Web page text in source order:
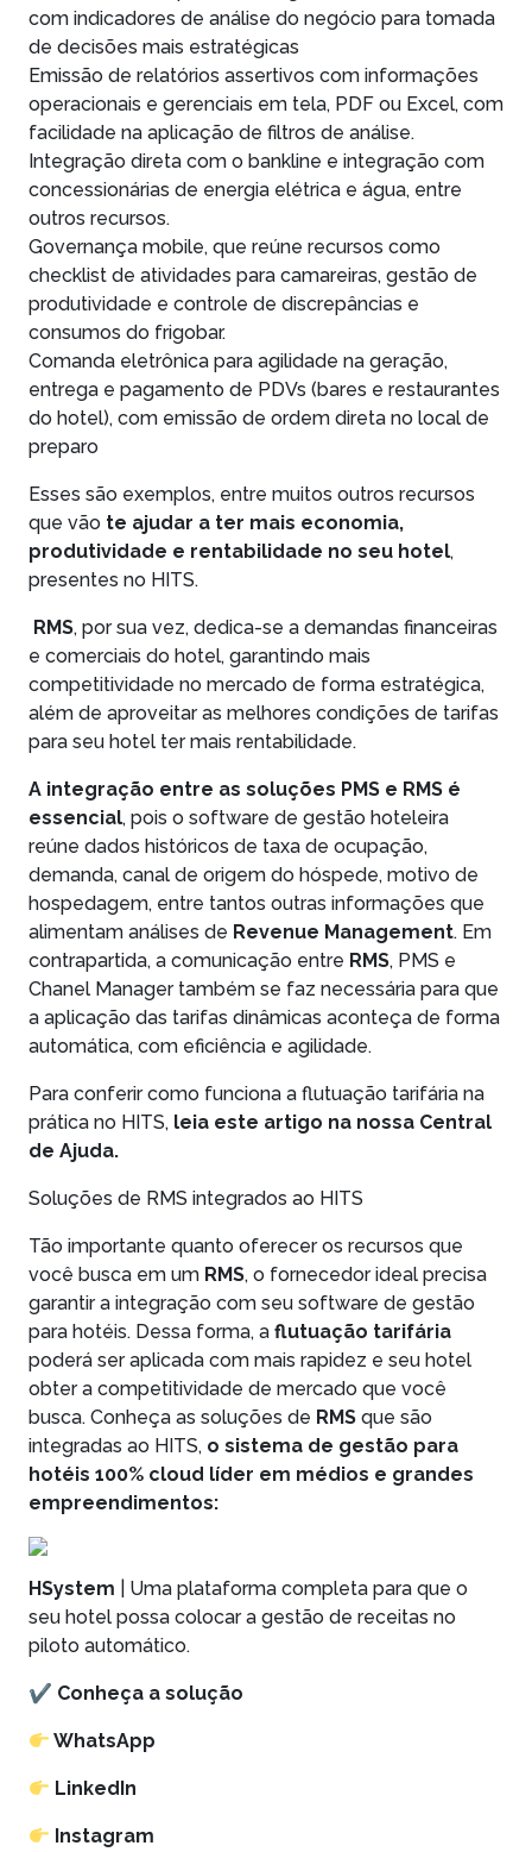
com indicadores de análise do negócio para tomada
de decisões mais estratégicas
Emissão de relatórios assertivos com informações
operacionais e gerenciais em tela, PDF ou Excel, com
facilidade na aplicação de filtros de análise.
Integração direta com o bankline e integração com
concessionárias de energia elétrica e água, entre
outros recursos.
Governança mobile, que reúne recursos como
checklist de atividades para camareiras, gestão de
produtividade e controle de discrepâncias e
consumos do frigobar.
Comanda eletrônica para agilidade na geração,
entrega e pagamento de PDVs (bares e restaurantes
do hotel), com emissão de ordem direta no local de
preparo
Esses são exemplos, entre muitos outros recursos
que vão te ajudar a ter mais economia,
produtividade e rentabilidade no seu hotel,
presentes no HITS.
RMS, por sua vez, dedica-se a demandas financeiras
e comerciais do hotel, garantindo mais
competitividade no mercado de forma estratégica,
além de aproveitar as melhores condições de tarifas
para seu hotel ter mais rentabilidade.
A integração entre as soluções PMS e RMS é
essencial, pois o software de gestão hoteleira
reúne dados históricos de taxa de ocupação,
demanda, canal de origem do hóspede, motivo de
hospedagem, entre tantos outras informações que
alimentam análises de Revenue Management. Em
contrapartida, a comunicação entre RMS, PMS e
Chanel Manager também se faz necessária para que
a aplicação das tarifas dinâmicas aconteça de forma
automática, com eficiência e agilidade.
Para conferir como funciona a flutuação tarifária na
prática no HITS, leia este artigo na nossa Central
de Ajuda.
Soluções de RMS integrados ao HITS
Tão importante quanto oferecer os recursos que
você busca em um RMS, o fornecedor ideal precisa
garantir a integração com seu software de gestão
para hotéis. Dessa forma, a flutuação tarifária
poderá ser aplicada com mais rapidez e seu hotel
obter a competitividade de mercado que você
busca. Conheça as soluções de RMS que são
integradas ao HITS, o sistema de gestão para
hotéis 100% cloud líder em médios e grandes
empreendimentos:
HSystem | Uma plataforma completa para que o
seu hotel possa colocar a gestão de receitas no
piloto automático.
✔ Conheça a solução
WhatsApp
LinkedIn
Instagram